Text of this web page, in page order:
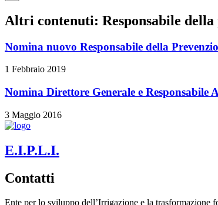
Altri contenuti: Responsabile
Nomina nuovo Responsabile della
1 Febbraio 2019
Nomina Direttore Generale e Responsabile
3 Maggio 2016
E.I.P.L.I.
Contatti
Ente per lo sviluppo dell’Irrigazione e la trasformazione